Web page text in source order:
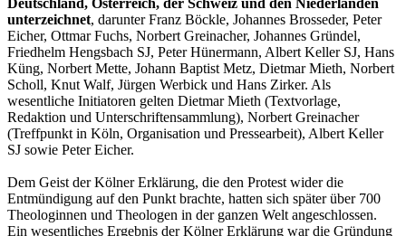
unterzeichnet, darunter Franz Böckle, Johannes Brosseder, Peter
Eicher, Ottmar Fuchs, Norbert Greinacher, Johannes Gründel,
Friedhelm Hengsbach SJ, Peter Hünermann, Albert Keller SJ, Hans
Küng, Norbert Mette, Johann Baptist Metz, Dietmar Mieth, Norbert
Scholl, Knut Walf, Jürgen Werbick und Hans Zirker. Als
wesentliche Initiatoren gelten Dietmar Mieth (Textvorlage,
Redaktion und Unterschriftensammlung), Norbert Greinacher
(Treffpunkt in Köln, Organisation und Pressearbeit), Albert Keller
SJ sowie Peter Eicher.
Dem Geist der Kölner Erklärung, die den Protest wider die
Entmündigung auf den Punkt brachte, hatten sich später über 700
Theologinnen und Theologen in der ganzen Welt angeschlossen.
Ein wesentliches Ergebnis der Kölner Erklärung war die Gründung